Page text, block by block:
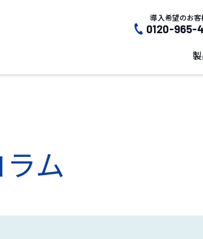
導入希望のお客
0120-965-
ム